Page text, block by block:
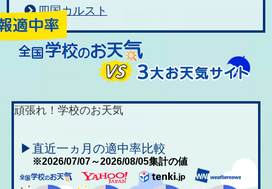
四国カルスト
頑張れ！学校のお天気
▶直近一ヵ月の適中率比較
※2026/07/07～2026/08/05集計の値